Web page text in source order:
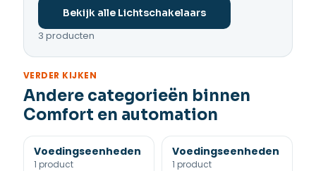
Bekijk alle Lichtschakelaars
3 producten
VERDER KIJKEN
Andere categorieën binnen
Comfort en automation
Voedingseenheden
1 product
Voedingseenheden
1 product